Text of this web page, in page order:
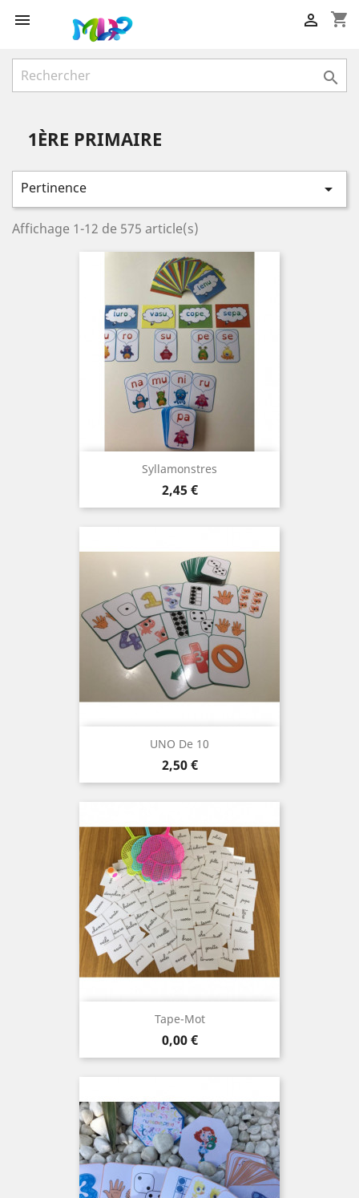
 shopping_cart


1ÈRE PRIMAIRE
Pertinence 
Affichage 1-12 de 575 article(s)
Syllamonstres
Prix
2,45 €
UNO De 10
Prix
2,50 €
Tape-Mot
Prix
0,00 €